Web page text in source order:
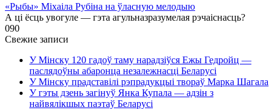
«Рыбы» Міхаіла Рубіна на ўласную мелодыю
А ці ёсць увогуле — гэта агульназразумелая рэчаіснасць?
090
Свежие записи
У Мінску 120 гадоў таму нарадзіўся Ежы Гедройц —
паслядоўны абаронца незалежнасці Беларусі
У Мінску прадставілі рэпрадукцыі твораў Марка Шагала
У гэты дзень загінуў Янка Купала — адзін з
найвялікшых паэтаў Беларусі